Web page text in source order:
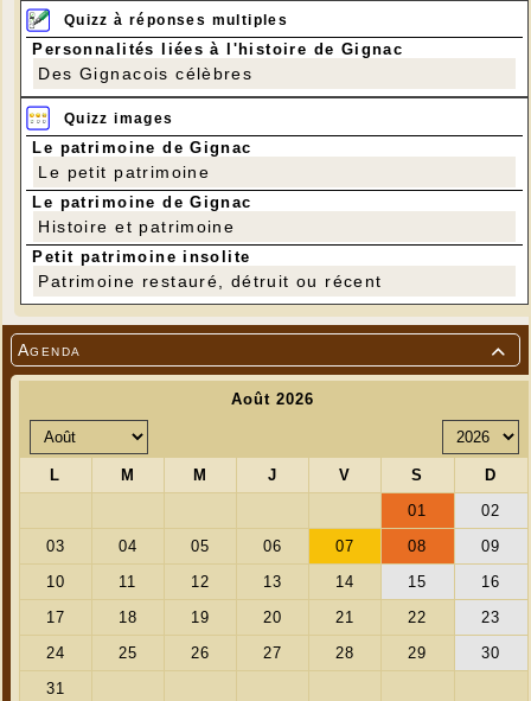

Agenda
---
Quizz à réponses multiples
Personnalités liées à l'histoire de Gignac
Des Gignacois célèbres
Quizz images
Le patrimoine de Gignac
Le petit patrimoine
Le patrimoine de Gignac
Histoire et patrimoine
Petit patrimoine insolite
Patrimoine restauré, détruit ou récent